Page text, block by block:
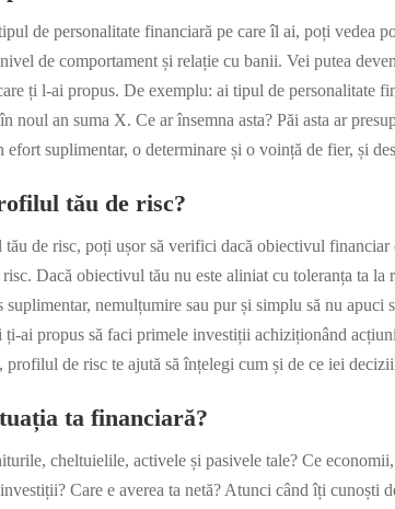
de personalitate financiară pe care îl ai, poți vedea
de comportament și relație cu banii. Vei putea
ți l-ai propus. De exemplu: ai tipul de personalitate
noul an suma X. Ce ar însemna asta? Păi asta ar
efort suplimentar, o determinare și o voință de fier, și
tău de risc?
de risc, poți ușor să verifici dacă obiectivul financiar
Dacă obiectivul tău nu este aliniat cu toleranța ta la
suplimentar, nemulțumire sau pur și simplu să nu
ți-ai propus să faci primele investiții achiziționând
profilul de risc te ajută să înțelegi cum și de ce iei
ta financiară?
cheltuielile, activele și pasivele tale? Ce
Care e averea ta netă? Atunci când îți cunoști